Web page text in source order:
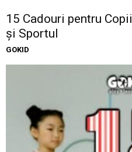
15 Cadouri pentru
și Sportul
GOKID